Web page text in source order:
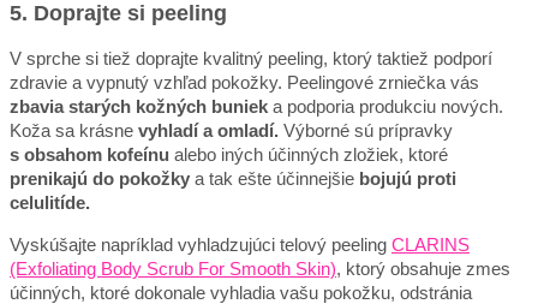
5. Doprajte si peeling
V sprche si tiež doprajte kvalitný peeling, ktorý taktiež podporí
zdravie a vypnutý vzhľad pokožky. Peelingové zrniečka vás
zbavia starých kožných buniek a podporia produkciu nových.
Koža sa krásne vyhladí a omladí. Výborné sú prípravky
s obsahom kofeínu alebo iných účinných zložiek, ktoré
prenikajú do pokožky a tak ešte účinnejšie bojujú proti
celulitíde.
Vyskúšajte napríklad vyhladzujúci telový peeling CLARINS
(Exfoliating Body Scrub For Smooth Skin), ktorý obsahuje zmes
účinných, ktoré dokonale vyhladia vašu pokožku, odstránia